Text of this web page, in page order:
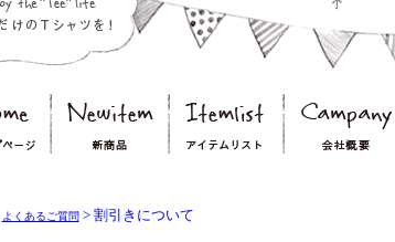
よくあるご質問> 割引きについて